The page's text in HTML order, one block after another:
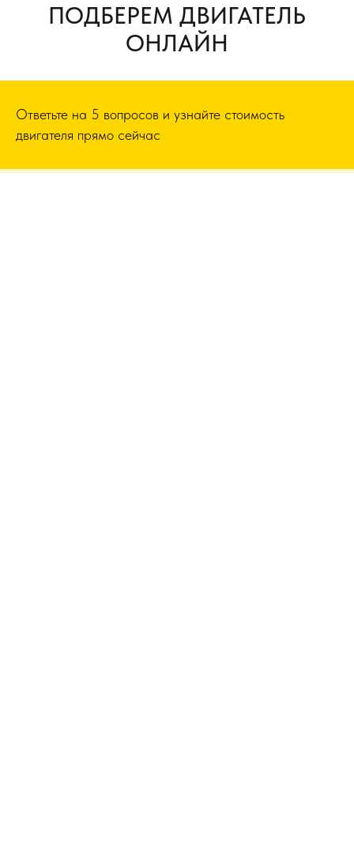
ПОДБЕРЕМ ДВИГАТЕЛЬ
ОНЛАЙН
Ответьте на 5 вопросов и узнайте стоимость
двигателя прямо сейчас